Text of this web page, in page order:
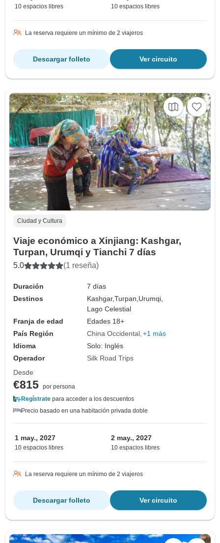
10 espacios libres 10 espacios libres
La reserva requiere un mínimo de 2 viajeros
Ver circuito
Descargar folleto
Ciudad y Cultura
Viaje económico a Xinjiang: Kashgar,
Turpan, Urumqi y Tianchi 7 días
5.0 (1 reseña)
Duración
7 días
Destinos
Kashgar,Turpan, Urumqi,
Lago Celestial
Franja de edad
Edades 18+
País Región
China Occidental +1 más
Idioma
Solo: Inglés
Operador
Silk Road Trips
Desde
€815 por persona
Regístrate para acceder a los descuentos
Precio basado en una habitación privada doble
1 may., 2027
10 espacios libres
2 may., 2027
10 espacios libres
La reserva requiere un mínimo de 2 viajeros
Ver circuito
Descargar folleto